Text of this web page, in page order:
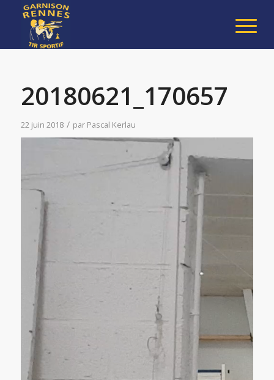
20180621_170657
22 juin 2018 / par Pascal Kerlau